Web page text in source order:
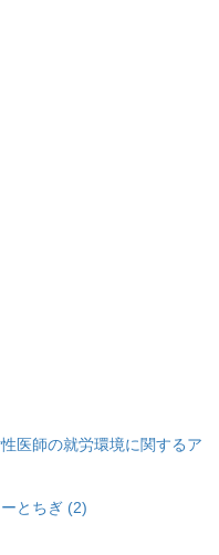
医師の就労環境に関するア
とちぎ (2)